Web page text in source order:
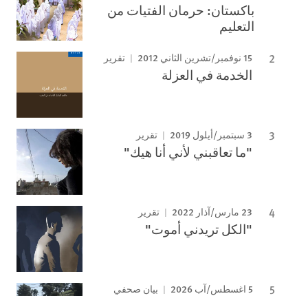
باكستان: حرمان الفتيات من
التعليم
15 نوفمبر/تشرين الثاني 2012 تقرير
الخدمة في العزلة
3 سبتمبر/أيلول 2019 تقرير
"ما تعاقبني لأني أنا هيك"
23 مارس/آذار 2022 تقرير
"الكل تريدني أموت"
5 اغسطس/آب 2026 بيان صحفي